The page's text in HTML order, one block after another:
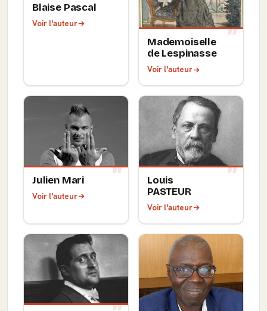
Blaise Pascal
Voir l'auteur
Mademoiselle
de Lespinasse
Voir l'auteur
Julien Mari
Voir l'auteur
Louis
PASTEUR
Voir l'auteur